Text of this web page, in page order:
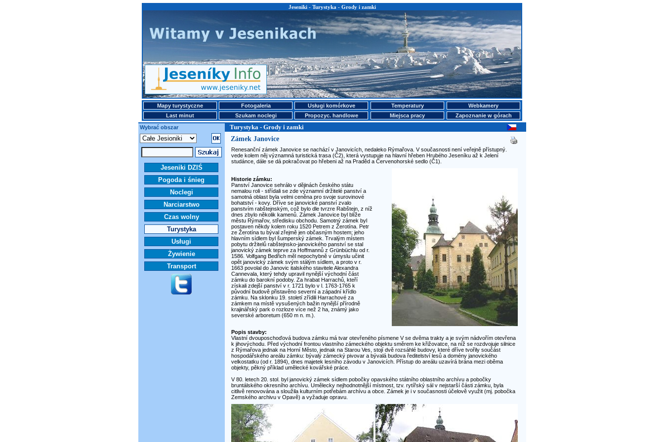
Jeseniki - Turystyka - Grody i zamki
Mapy turystyczne Fotogaleria Usługi komórkove Temperatury
Webkamery
Last minut
Szukam noclegi Propozyc. handlowe Miejsca pracy
Zapoznanie w górach
Wybrać obszar
Turystyka - Grody i zamki
Jeseniki DZIŚ
Pogoda i śnieg
Noclegi
Narciarstwo
Czas wolny
Turystyka
Usługi
Żywienie
Transport
Zámek Janovice
Renesanční zámek Janovice se nachází v Janovicích, nedaleko Rýmařova. V současnosti není veřejně přístupný.
vede kolem něj významná turistická trasa (Č2), která vystupuje na hlavní hřeben Hrubého Jeseníku až k Jelení
studánce, dále se dá pokračovat po hřebeni až na Praděd a Červenohorské sedlo (Č1).
Historie zámku:
Panství Janovice sehrálo v dějinách českého státu
nemalou roli - střídali se zde významní držitelé panství a
samotná oblast byla velmi ceněna pro svoje surovinové
bohatství - kovy. Dříve se janovické panství zvalo
panstvím rabštejnským, což bylo dle tvrzre Rabštejn, z níž
dnes zbylo několik kamenů. Zámek Janovice byl blíže
městu Rýmařov, středisku obchodu. Samotný zámek byl
postaven někdy kolem roku 1520 Petrem z Žerotína. Petr
ze Žerotína tu býval zřejmě jen občasným hostem; jeho
hlavním sídlem byl šumperský zámek. Trvalým místem
pobytu držitelů rabštejnsko-janovického panství se stal
janovický zámek teprve za Hoffmannů z Grünbüchlu od r.
1586. Volfgang Bedřich měl nepochybně v úmyslu učinit
opět janovický zámek svým stálým sídlem, a proto v r.
1663 povolal do Janovic italského stavitele Alexandra
Cannevala, který tehdy upravil nynější východní část
zámku do barokní podoby. Za hrabat Harrachů, kteří
získali zdejší panství v r. 1721 bylo v l. 1763-1765 k
původní budově přistavěno severní a západní křídlo
zámku. Na sklonku 19. století zřídili Harrachové za
zámkem na místě vysušených bažin nynější přírodně
krajinářský park o rozloze více než 2 ha, známý jako
severské arboretum (650 m n. m.).
Popis stavby:
Vlastní dvouposchoďová budova zámku má tvar otevřeného písmene V se dvěma trakty a je svým nádvořím otevřena
k jihovýchodu. Před východní frontou vlastního zámeckého objektu směrem ke křižovatce, na níž se rozdvojuje silnice
z Rýmařova jednak na Horní Město, jednak na Starou Ves, stojí dvě rozsáhlé budovy, které dříve tvořily součást
hospodářského areálu zámku: bývalý zámecký pivovar a bývalá budova ředitelství lesů a domény janovického
velkostatku (od r. 1894), dnes majetek lesního závodu v Janovicích. Přístup do areálu uzavírá brána mezi oběma
objekty, pěkný příklad umělecké kovářské práce.
V 80. letech 20. stol. byl janovický zámek sídlem pobočky opavského státního oblastního archívu a pobočky
bruntálského okresního archívu. Umělecky nejhodnotnější místnost, tzv. rytířský sál v nejstarší části zámku, byla
citlivě renovována a sloužila kulturním potřebám archívu a obce. Zámek je i v současnosti účelově využit (mj. pobočka
Zemského archivu v Opavě) a vyžaduje opravu.